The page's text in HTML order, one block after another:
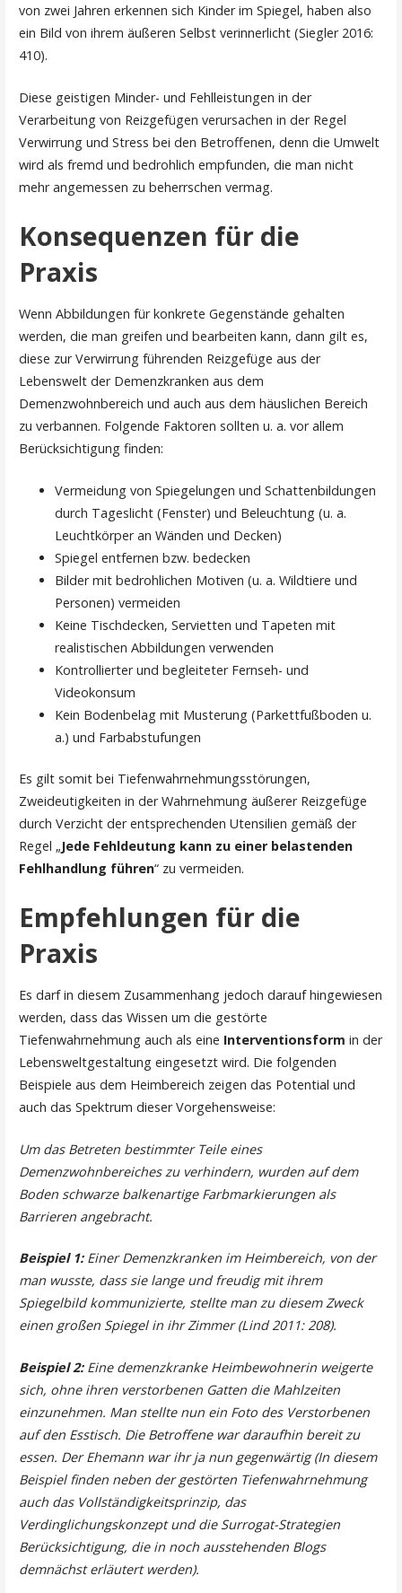
von zwei Jahren erkennen sich Kinder im Spiegel, haben also
ein Bild von ihrem äußeren Selbst verinnerlicht (Siegler 2016:
410).
Diese geistigen Minder- und Fehlleistungen in der
Verarbeitung von Reizgefügen verursachen in der Regel
Verwirrung und Stress bei den Betroffenen, denn die Umwelt
wird als fremd und bedrohlich empfunden, die man nicht
mehr angemessen zu beherrschen vermag.
Konsequenzen für die
Praxis
Wenn Abbildungen für konkrete Gegenstände gehalten
werden, die man greifen und bearbeiten kann, dann gilt es,
diese zur Verwirrung führenden Reizgefüge aus der
Lebenswelt der Demenzkranken aus dem
Demenzwohnbereich und auch aus dem häuslichen Bereich
zu verbannen. Folgende Faktoren sollten u. a. vor allem
Berücksichtigung finden:
Vermeidung von Spiegelungen und Schattenbildungen
durch Tageslicht (Fenster) und Beleuchtung (u. a.
Leuchtkörper an Wänden und Decken)
Spiegel entfernen bzw. bedecken
Bilder mit bedrohlichen Motiven (u. a. Wildtiere und
Personen) vermeiden
Keine Tischdecken, Servietten und Tapeten mit
realistischen Abbildungen verwenden
Kontrollierter und begleiteter Fernseh- und
Videokonsum
Kein Bodenbelag mit Musterung (Parkettfußboden u.
a.) und Farbabstufungen
Es gilt somit bei Tiefenwahrnehmungsstörungen,
Zweideutigkeiten in der Wahrnehmung äußerer Reizgefüge
durch Verzicht der entsprechenden Utensilien gemäß der
Regel „Jede Fehldeutung kann zu einer belastenden
Fehlhandlung führen“ zu vermeiden.
Empfehlungen für die
Praxis
Es darf in diesem Zusammenhang jedoch darauf hingewiesen
werden, dass das Wissen um die gestörte
Tiefenwahrnehmung auch als eine Interventionsform in der
Lebensweltgestaltung eingesetzt wird. Die folgenden
Beispiele aus dem Heimbereich zeigen das Potential und
auch das Spektrum dieser Vorgehensweise:
Um das Betreten bestimmter Teile eines
Demenzwohnbereiches zu verhindern, wurden auf dem
Boden schwarze balkenartige Farbmarkierungen als
Barrieren angebracht.
Beispiel 1: Einer Demenzkranken im Heimbereich, von der
man wusste, dass sie lange und freudig mit ihrem
Spiegelbild kommunizierte, stellte man zu diesem Zweck
einen großen Spiegel in ihr Zimmer (Lind 2011: 208).
Beispiel 2: Eine demenzkranke Heimbewohnerin weigerte
sich, ohne ihren verstorbenen Gatten die Mahlzeiten
einzunehmen. Man stellte nun ein Foto des Verstorbenen
auf den Esstisch. Die Betroffene war daraufhin bereit zu
essen. Der Ehemann war ihr ja nun gegenwärtig (In diesem
Beispiel finden neben der gestörten Tiefenwahrnehmung
auch das Vollständigkeitsprinzip, das
Verdinglichungskonzept und die Surrogat-Strategien
Berücksichtigung, die in noch ausstehenden Blogs
demnächst erläutert werden).